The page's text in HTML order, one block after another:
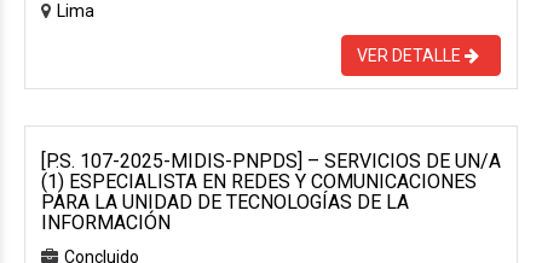
Lima
VER DETALLE
[P.S. 107-2025-MIDIS-PNPDS] – SERVICIOS DE UN/A
(1) ESPECIALISTA EN REDES Y COMUNICACIONES
PARA LA UNIDAD DE TECNOLOGÍAS DE LA
INFORMACIÓN
Concluido